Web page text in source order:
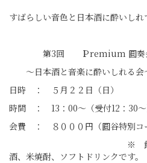
すばらしい音色と日本酒に酔いしれ
第3回 Ｐremium 圓奏
～日本酒と音楽に酔いしれる会
日時 ： ５月２２日（日）
時間 ： 13：00～（受付12：30
会費 ： ８０００円（圓谷特別
※ 飲み物は日本
酒、米焼酎、ソフトドリンクです。